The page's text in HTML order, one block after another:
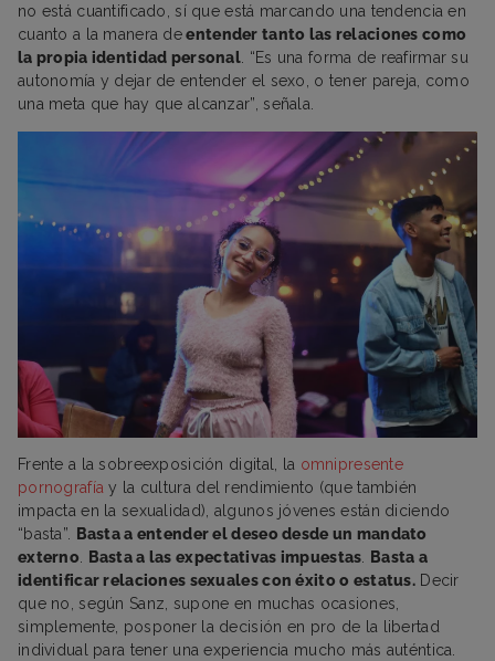
no está cuantificado, sí que está marcando una tendencia en
cuanto a la manera deentender tanto las relaciones como
la propia identidad personal . “Es una forma de reafirmar su
autonomía y dejar de entender el sexo, o tener pareja, como
una meta que hay que alcanzar”, señala.
Frente a la sobreexposición digital, la omnipresente
pornografíay la cultura del rendimiento (que también
impacta en la sexualidad), algunos jóvenes están diciendo
“basta”.
Basta a entender el deseo desde un mandato
externo
Basta a las expectativas impuestas
Basta a
identificar relaciones sexuales con éxito o estatus.Decir
que no, según Sanz, supone en muchas ocasiones,
simplemente, posponer la decisión en pro de la libertad
individual para tener una experiencia mucho más auténtica.